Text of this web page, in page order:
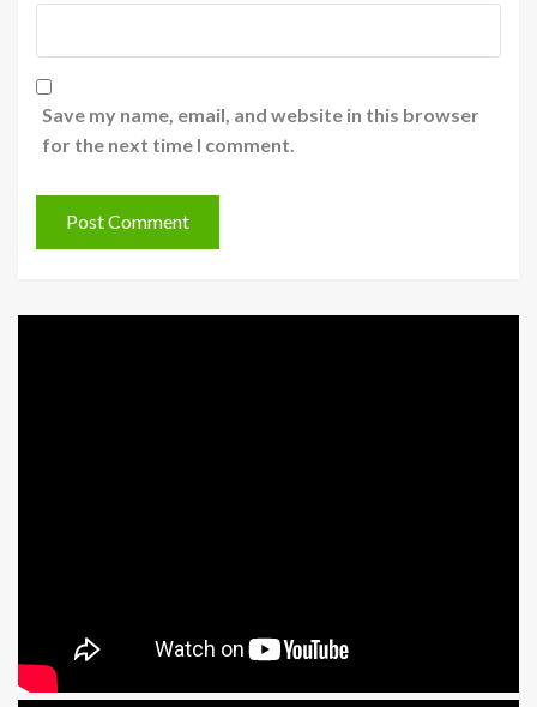
Save my name, email, and website in this browser
for the next time I comment.